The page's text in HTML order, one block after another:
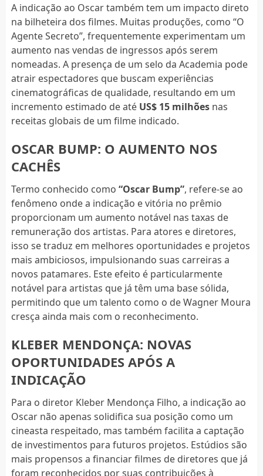
A indicação ao Oscar também tem um impacto direto
na bilheteira dos filmes. Muitas produções, como “O
Agente Secreto”, frequentemente experimentam um
aumento nas vendas de ingressos após serem
nomeadas. A presença de um selo da Academia pode
atrair espectadores que buscam experiências
cinematográficas de qualidade, resultando em um
incremento estimado de até US$ 15 milhõesnas
receitas globais de um filme indicado.
OSCAR BUMP: O AUMENTO NOS
CACHÊS
Termo conhecido como “Oscar Bump”, refere-se ao
fenômeno onde a indicação e vitória no prêmio
proporcionam um aumento notável nas taxas de
remuneração dos artistas. Para atores e diretores,
isso se traduz em melhores oportunidades e projetos
mais ambiciosos, impulsionando suas carreiras a
novos patamares. Este efeito é particularmente
notável para artistas que já têm uma base sólida,
permitindo que um talento como o de Wagner Moura
cresça ainda mais com o reconhecimento.
KLEBER MENDONÇA: NOVAS
OPORTUNIDADES APÓS A
INDICAÇÃO
Para o diretor Kleber Mendonça Filho, a indicação ao
Oscar não apenas solidifica sua posição como um
cineasta respeitado, mas também facilita a captação
de investimentos para futuros projetos. Estúdios são
mais propensos a financiar filmes de diretores que já
foram reconhecidos por suas contribuições à